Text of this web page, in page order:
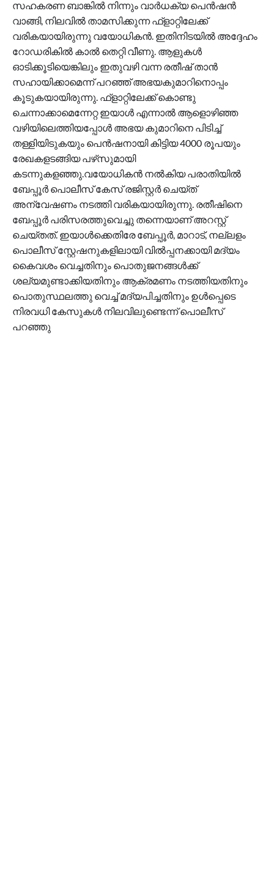
സഹകരണ ബാങ്കില്‍ നിന്നും വാര്‍ധക്യ പെന്‍ഷന്‍
വാങ്ങി, നിലവില്‍ താമസിക്കുന്ന ഫ്‌ളാറ്റിലേക്ക്
വരികയായിരുന്നു വയോധികൻ. ഇതിനിടയില്‍ അദ്ദേഹം
റോഡരികില്‍ കാല്‍ തെറ്റി വീണു. ആളുകള്‍
ഓടിക്കൂടിയെങ്കിലും ഇതുവഴി വന്ന രതീഷ് താന്‍
സഹായിക്കാമെന്ന് പറഞ്ഞ് അഭയകുമാറിനൊപ്പം
കൂടുകയായിരുന്നു. ഫ്‌ളാറ്റിലേക്ക് കൊണ്ടു
ചെന്നാക്കാമെന്നേറ്റ ഇയാള്‍ എന്നാല്‍ ആളൊഴിഞ്ഞ
വഴിയിലെത്തിയപ്പോള്‍ അഭയ കുമാറിനെ പിടിച്ച്
തള്ളിയിടുകയും പെന്‍ഷനായി കിട്ടിയ 4000 രൂപയും
രേഖകളടങ്ങിയ പഴ്‌സുമായി
കടന്നുകളഞ്ഞു.വയോധികന്‍ നല്‍കിയ പരാതിയില്‍
ബേപ്പൂര്‍ പൊലീസ് കേസ് രജിസ്റ്റര്‍ ചെയ്ത്
അന്വേഷണം നടത്തി വരികയായിരുന്നു. രതീഷിനെ
ബേപ്പൂര്‍ പരിസരത്തുവെച്ചു തന്നെയാണ് അറസ്റ്റ്
ചെയ്തത്. ഇയാള്‍ക്കെതിരേ ബേപ്പൂര്‍, മാറാട്, നല്ലളം
പൊലീസ് സ്റ്റേഷനുകളിലായി വില്‍പ്പനക്കായി മദ്യം
കൈവശം വെച്ചതിനും പൊതുജനങ്ങള്‍ക്ക്
ശല്യമുണ്ടാക്കിയതിനും ആക്രമണം നടത്തിയതിനും
പൊതുസ്ഥലത്തു വെച്ച് മദ്യപിച്ചതിനും ഉള്‍പ്പെടെ
നിരവധി കേസുകള്‍ നിലവിലുണ്ടെന്ന് പൊലീസ്
പറഞ്ഞു